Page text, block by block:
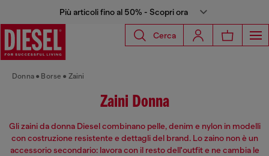
Più articoli fino al 50% - Scopri ora
Cerca
Donna Borse Zaini
Zaini Donna
Gli zaini da donna Diesel combinano pelle, denim e nylon in modelli
con costruzione resistente e dettagli del brand. Lo zaino non è un
accessorio secondario: lavora con il resto dell'outfit e ne cambia le